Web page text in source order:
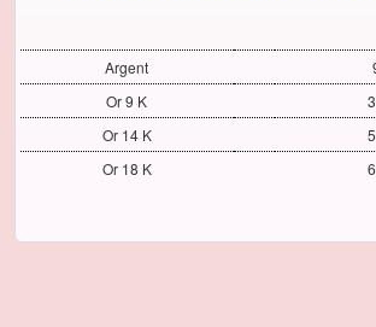
Argent
Or 9 K
Or 14 K
Or 18 K